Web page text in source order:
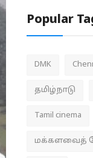
Popular
DMK
தமிழ்நாடு
Tamil cinema
மக்களவைத்